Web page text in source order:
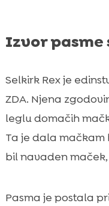
Izvor
Selkirk Rex je
ZDA. Njena
leglu domačih
Ta je dala mačkam
bil navaden
Pasma je postala